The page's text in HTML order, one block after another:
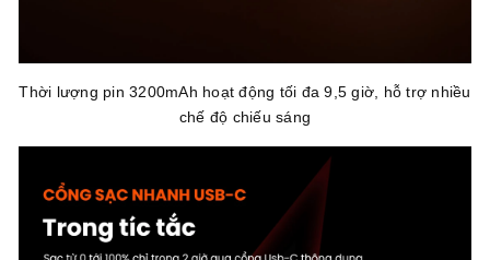
Thời lượng pin 3200mAh hoạt động tối đa 9,5 giờ, hỗ trợ nhiều
chế độ chiếu sáng